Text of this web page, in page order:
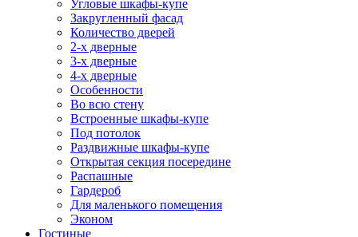
Угловые шкафы-купе
Закругленный фасад
Количество дверей
2-х дверные
3-х дверные
4-х дверные
Особенности
Во всю стену
Встроенные шкафы-купе
Под потолок
Раздвижные шкафы-купе
Открытая секция посередине
Распашные
Гардероб
Для маленького помещения
Эконом
Гостиные